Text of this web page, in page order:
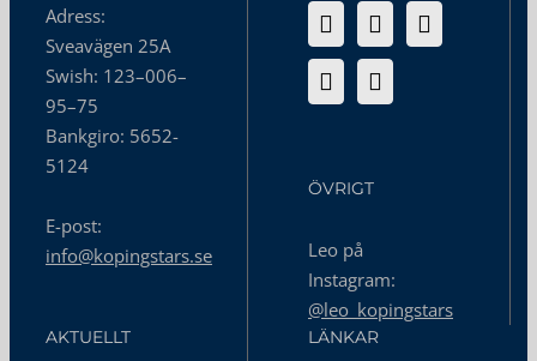
Adress:
Sveavägen 25A
Swish: 123–006–
95–75
Bankgiro: 5652-
5124
E-post:
info@kopingstars.se
ÖVRIGT
Leo på
Instagram:
@leo_kopingstars
AKTUELLT LÄNKAR